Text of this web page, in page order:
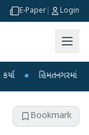
E-Paper Login
રહસ્યમય
Bookmark